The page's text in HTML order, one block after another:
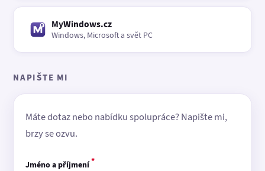
MyWindows.cz
Windows, Microsoft a svět PC
NAPIŠTE MI
Máte dotaz nebo nabídku spolupráce? Napište mi,
brzy se ozvu.
Jméno a příjmení*